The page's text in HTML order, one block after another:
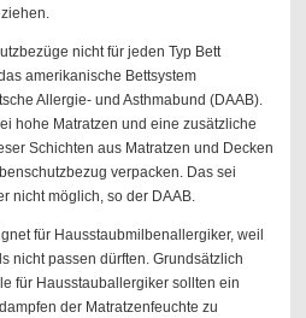
nicht für jeden Typ Bett
amerikanische Bettsystem
Allergie- und Asthmabund (DAAB).
hohe Matratzen und eine zusätzliche
Schichten aus Matratzen und Decken
verpacken. Das sei
nicht möglich, so der DAAB.
für Hausstaubmilbenallergiker, weil
nicht passen dürften. Grundsätzlich
für Hausstauballergiker sollten ein
der Matratzenfeuchte zu